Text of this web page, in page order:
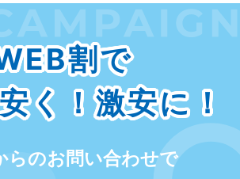
割で
く！激安に！
らのお問い合わせで